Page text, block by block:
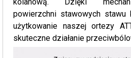
powierzchni stawowych stawu
użytkowanie naszej ortezy
skuteczne działanie